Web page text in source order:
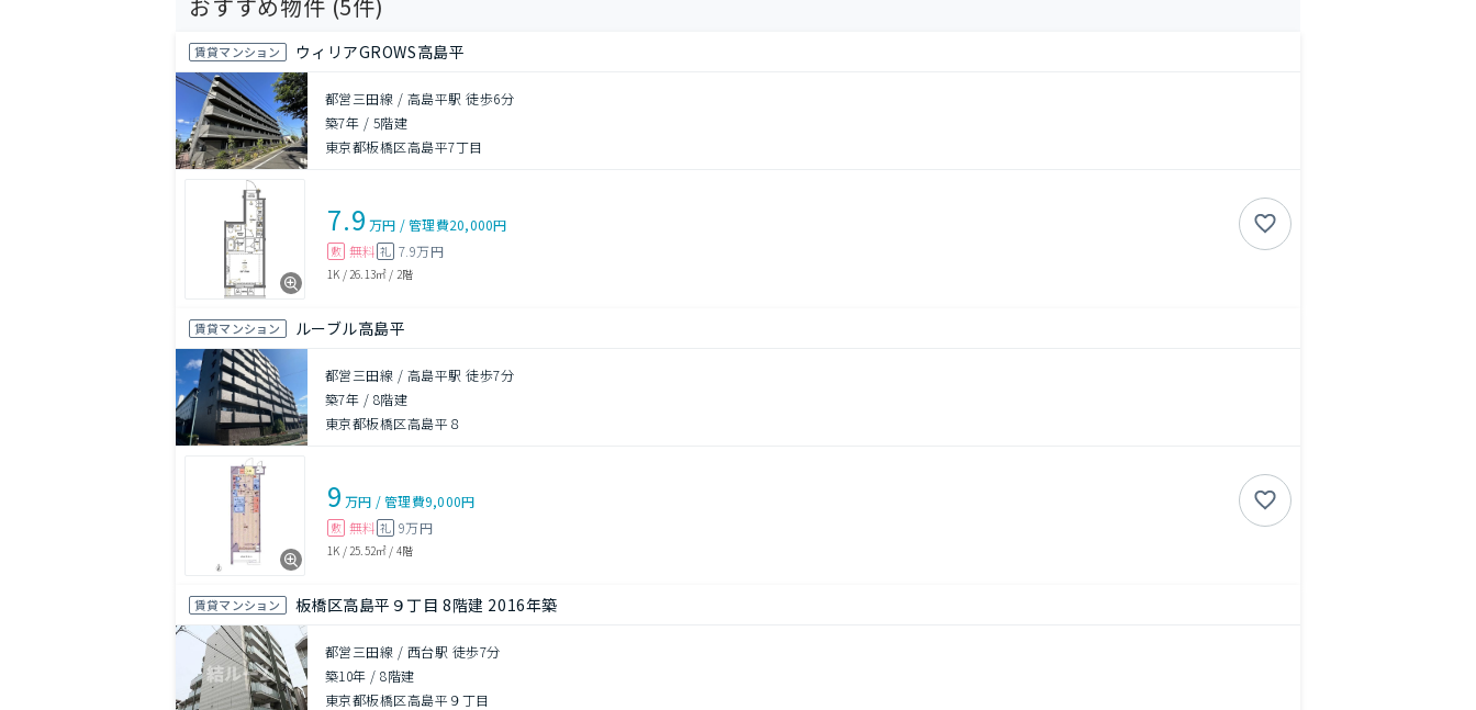
賃貸マンション ウィリアGROWS高島平
都営三田線 / 高島平駅 徒歩6分
築7年 / 5階建
東京都板橋区高島平7丁目
7.9 万円 /管理費20,000円
敷 無料 礼 7.9万円
1K / 26.13㎡ / 2階
賃貸マンション ルーブル高島平
都営三田線 / 高島平駅 徒歩7分
築7年 / 8階建
東京都板橋区高島平８
9 万円 /管理費9,000円
敷 無料 礼 9万円
1K / 25.52㎡ / 4階
賃貸マンション 板橋区高島平９丁目 8階建 2016年築
都営三田線 / 西台駅 徒歩7分
築10年 /8階建
東京都板橋区高島平９丁目